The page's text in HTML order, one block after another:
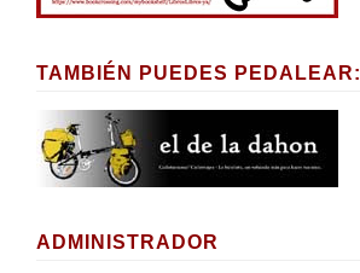
TAMBIÉN PUEDES PEDALEAR:
ADMINISTRADOR